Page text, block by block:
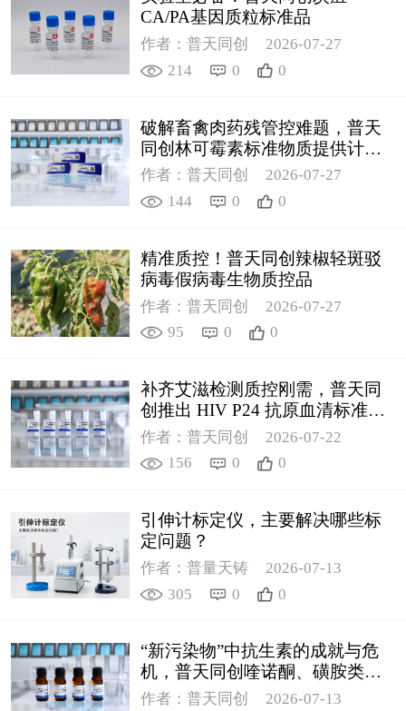
CA/PA基因质粒标准品
作者：普天同创
2026-07-27
214
0 0
破解畜禽肉药残管控难题，普天
同创林可霉素标准物质提供计量
支撑
作者：普天同创
2026-07-27
144
0 0
精准质控！普天同创辣椒轻斑驳
病毒假病毒生物质控品
作者：普天同创
2026-07-27
95
0 0
补齐艾滋检测质控刚需，普天同
创推出 HIV P24 抗原血清标准物
质
作者：普天同创
2026-07-22
156
0 0
引伸计标定仪，主要解决哪些标
定问题？
作者：普量天铸
2026-07-13
305
0 0
“新污染物”中抗生素的成就与危
机，普天同创喹诺酮、磺胺类质
控新品筑牢环境安全防线
作者：普天同创
2026-07-13